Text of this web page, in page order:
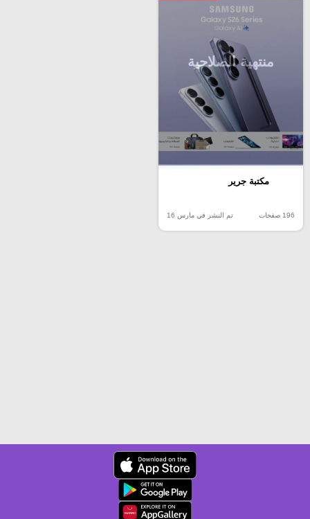
منتهية الصلاحية
مكتبة جرير
196 صفحات تم النشر في مارس 16